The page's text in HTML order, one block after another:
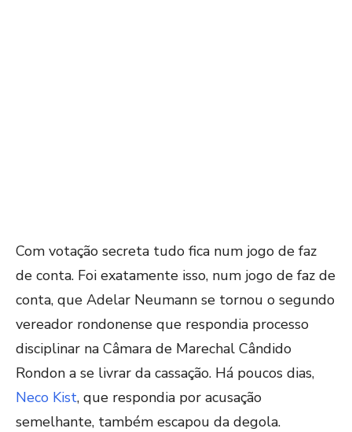
Com votação secreta tudo fica num jogo de faz
de conta. Foi exatamente isso, num jogo de faz de
conta, que Adelar Neumann se tornou o segundo
vereador rondonense que respondia processo
disciplinar na Câmara de Marechal Cândido
Rondon a se livrar da cassação. Há poucos dias,
Neco Kist, que respondia por acusação
semelhante, também escapou da degola.